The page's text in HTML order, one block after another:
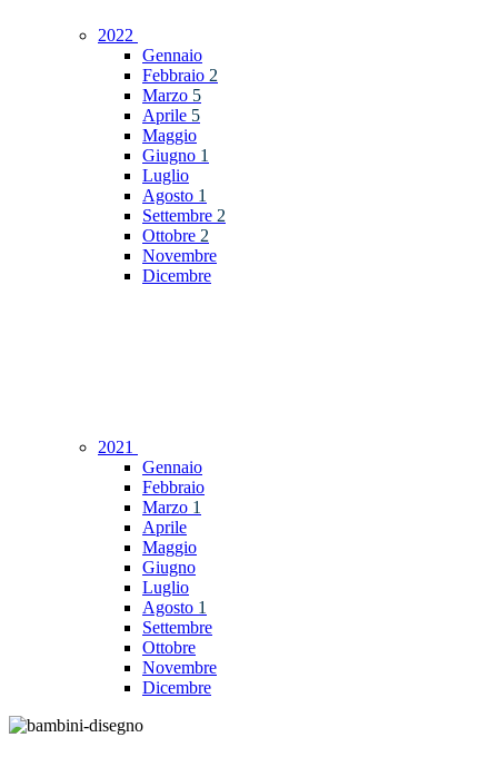
2022
Gennaio
Febbraio 2
Marzo 5
Aprile 5
Maggio
Giugno 1
Luglio
Agosto 1
Settembre 2
Ottobre 2
Novembre
Dicembre
2021
Gennaio
Febbraio
Marzo 1
Aprile
Maggio
Giugno
Luglio
Agosto 1
Settembre
Ottobre
Novembre
Dicembre